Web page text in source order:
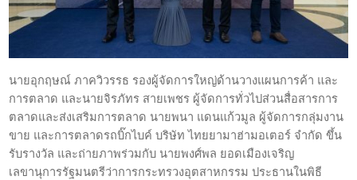
นายอุกฤษณ์ ภาควิวรรธ รองผู้จัดการใหญ่ด้านวางแผนการค้า และ
การตลาด และนายจิรภัทร สายเพชร ผู้จัดการทั่วไปส่วนสื่อสารการ
ตลาดและส่งเสริมการตลาด นายพนา แดนแก้วมูล ผู้จัดการกลุ่มงาน
ขาย และการตลาดรถบิ๊กไบค์ บริษัท ไทยยามาฮ่ามอเตอร์ จำกัด ขึ้น
รับรางวัล และถ่ายภาพร่วมกับ นายพงศ์พล ยอดเมืองเจริญ
เลขานุการรัฐมนตรีว่าการกระทรวงอุตสาหกรรม ประธานในพิธี